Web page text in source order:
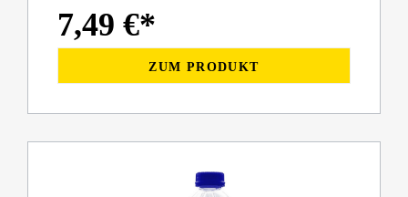
7,49 €*
ZUM PRODUKT